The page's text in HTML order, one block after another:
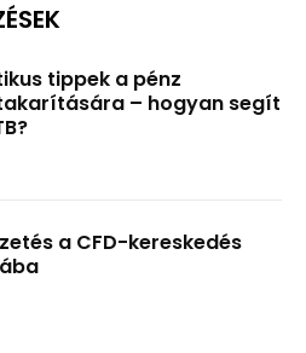
tippek a pénz
– hogyan segít
a CFD-kereskedés